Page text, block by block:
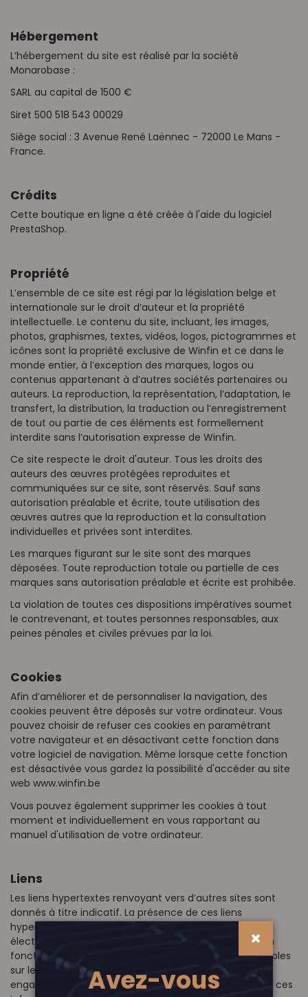
Hébergement
L’hébergement du site est réalisé par la société
Monarobase :
SARL au capital de 1500 €
Siret 500 518 543 00029
Siège social : 3 Avenue René Laënnec - 72000 Le Mans -
France.
Crédits
Cette boutique en ligne a été créée à l'aide du logiciel
PrestaShop.
Propriété
L’ensemble de ce site est régi par la législation belge et
internationale sur le droit d’auteur et la propriété
intellectuelle. Le contenu du site, incluant, les images,
photos, graphismes, textes, vidéos, logos, pictogrammes et
icônes sont la propriété exclusive de Winfin et ce dans le
monde entier, à l’exception des marques, logos ou
contenus appartenant à d’autres sociétés partenaires ou
auteurs. La reproduction, la représentation, l’adaptation, le
transfert, la distribution, la traduction ou l’enregistrement
de tout ou partie de ces éléments est formellement
interdite sans l’autorisation expresse de Winfin.
Ce site respecte le droit d'auteur. Tous les droits des
auteurs des œuvres protégées reproduites et
communiquées sur ce site, sont réservés. Sauf sans
autorisation préalable et écrite, toute utilisation des
œuvres autres que la reproduction et la consultation
individuelles et privées sont interdites.
Les marques figurant sur le site sont des marques
déposées. Toute reproduction totale ou partielle de ces
marques sans autorisation préalable et écrite est prohibée.
La violation de toutes ces dispositions impératives soumet
le contrevenant, et toutes personnes responsables, aux
peines pénales et civiles prévues par la loi.
Cookies
Afin d’améliorer et de personnaliser la navigation, des
cookies peuvent être déposés sur votre ordinateur. Vous
pouvez choisir de refuser ces cookies en paramétrant
votre navigateur et en désactivant cette fonction dans
votre logiciel de navigation. Même lorsque cette fonction
est désactivée vous gardez la possibilité d'accéder au site
web www.winfin.be
Vous pouvez également supprimer les cookies à tout
moment et individuellement en vous rapportant au
manuel d'utilisation de votre ordinateur.
Liens
Les liens hypertextes renvoyant vers d’autres sites sont
donnés à titre indicatif. La présence de ces liens
hypertextes vers d’autres sites web ou adresses
électroniques ne constitue pas une garantie sur le bon
fonctionnement et la qualité des informations disponibles
sur lesdits sites. Ces liens ne pourront en aucun cas
engager la responsabilité de Winfin. Vous devez utiliser ces
Avez-vous